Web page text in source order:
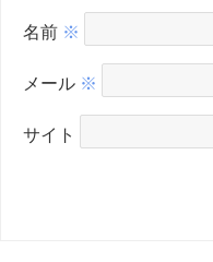
名前 ※
メール ※
サイト